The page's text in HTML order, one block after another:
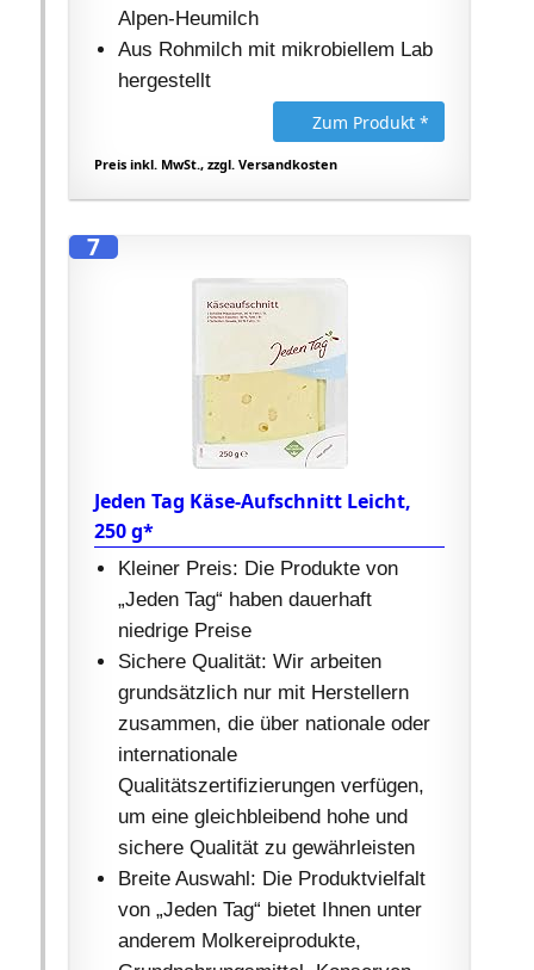
Alpen-Heumilch
Aus Rohmilch mit mikrobiellem Lab
hergestellt
Zum Produkt *
Preis inkl. MwSt., zzgl. Versandkosten
7
Jeden Tag Käse-Aufschnitt Leicht,
250 g*
Kleiner Preis: Die Produkte von
„Jeden Tag“ haben dauerhaft
niedrige Preise
Sichere Qualität: Wir arbeiten
grundsätzlich nur mit Herstellern
zusammen, die über nationale oder
internationale
Qualitätszertifizierungen verfügen,
um eine gleichbleibend hohe und
sichere Qualität zu gewährleisten
Breite Auswahl: Die Produktvielfalt
von „Jeden Tag“ bietet Ihnen unter
anderem Molkereiprodukte,